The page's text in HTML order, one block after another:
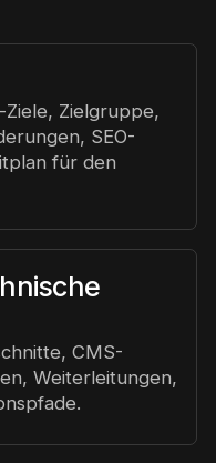
Zielgruppe,
SEO-
für den
CMS-
Weiterleitungen,